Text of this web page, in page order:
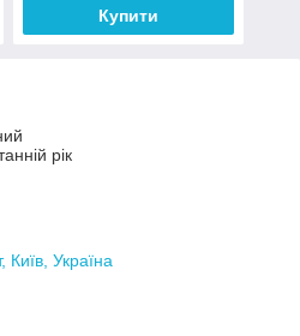
Купити
рік
Київ, Україна